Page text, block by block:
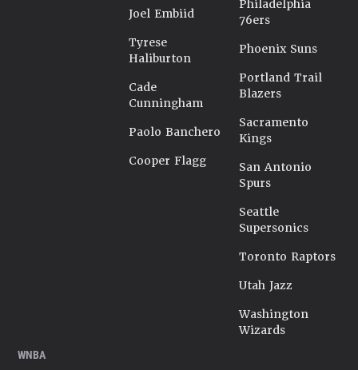
Joel Embiid
Tyrese
Haliburton
Cade
Cunningham
Paolo Banchero
Cooper Flagg
Philadelphia
76ers
Phoenix Suns
Portland Trail
Blazers
Sacramento
Kings
San Antonio
Spurs
Seattle
Supersonics
Toronto Raptors
Utah Jazz
Washington
Wizards
WNBA